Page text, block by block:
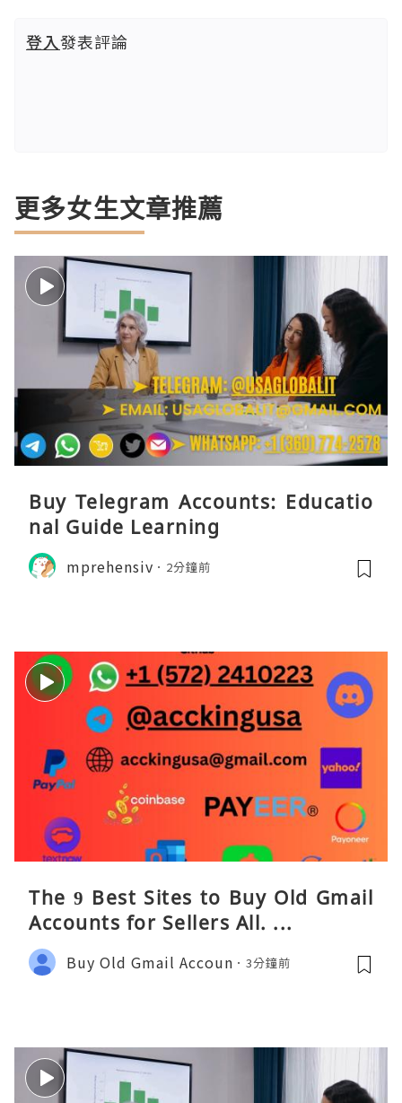
登入發表評論
更多女生文章推薦
Buy Telegram Accounts: Educatio
nal Guide Learning
mprehensiv 2分鐘前
The 9 Best Sites to Buy Old Gmail
Accounts for Sellers All. ...
Buy Old Gmail Accoun 3分鐘前